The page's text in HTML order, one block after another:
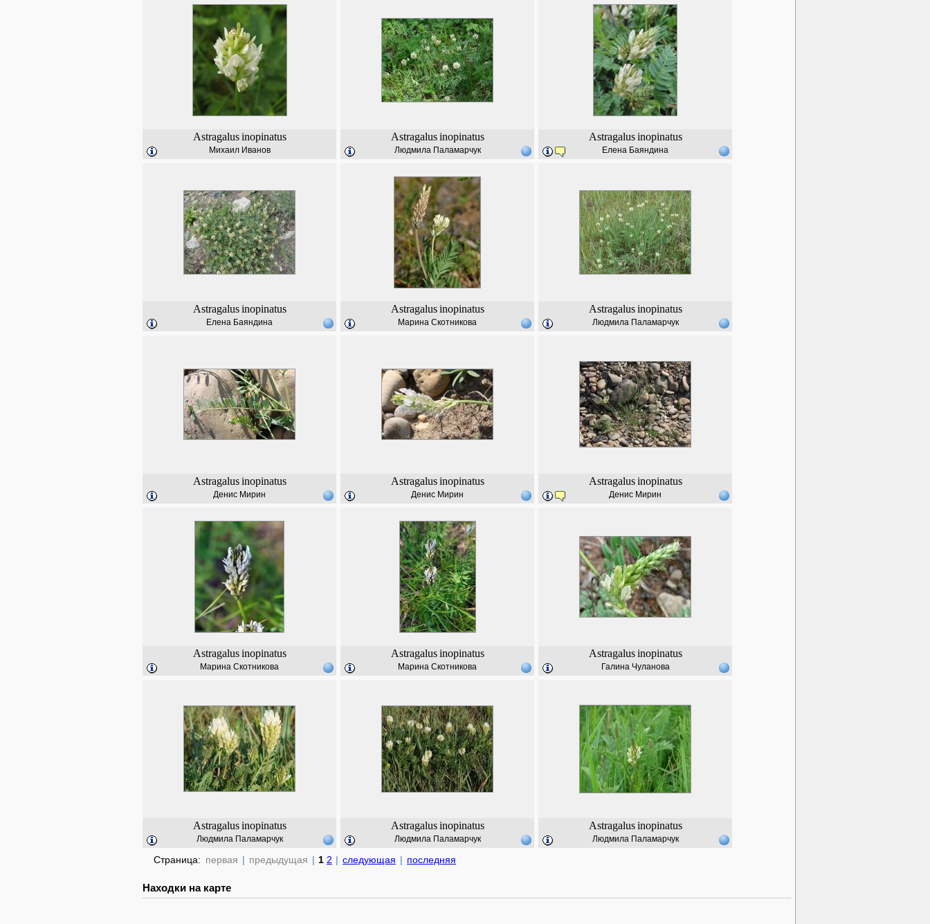
Astragalus inopinatus
Михаил Иванов
Astragalus inopinatus
Людмила Паламарчук
Astragalus inopinatus
Елена Баяндина
Astragalus inopinatus
Елена Баяндина
Astragalus inopinatus
Марина Скотникова
Astragalus inopinatus
Людмила Паламарчук
Astragalus inopinatus
Денис Мирин
Astragalus inopinatus
Денис Мирин
Astragalus inopinatus
Денис Мирин
Astragalus inopinatus
Марина Скотникова
Astragalus inopinatus
Марина Скотникова
Astragalus inopinatus
Галина Чуланова
Astragalus inopinatus
Людмила Паламарчук
Astragalus inopinatus
Людмила Паламарчук
Astragalus inopinatus
Людмила Паламарчук
Страница: первая | предыдущая | 1 2 | следующая | последняя
Находки на карте